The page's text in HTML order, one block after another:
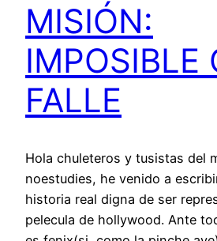
MISIÓN:
IMPOSIBLE
FALLE
Hola chuleteros y tusistas del
noestudies, he venido a
historia real digna de ser
pelecula de hollywood. Ante